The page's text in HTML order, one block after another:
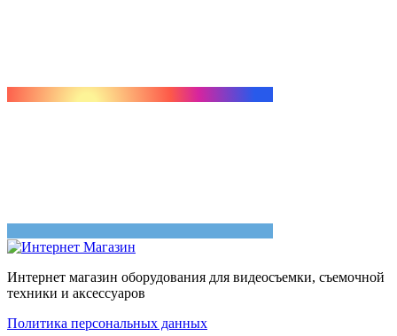
Интернет магазин оборудования для видеосъемки, съемочной
техники и аксессуаров
Политика персональных данных